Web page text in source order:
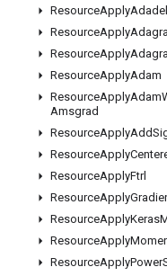
ResourceApply
ResourceApply
ResourceApply
ResourceApplyAdam
ResourceApplyAdam
Amsgrad
ResourceApplyAdd
ResourceApply
ResourceApplyFtrl
ResourceApply
ResourceApplyKeras
ResourceApply
ResourceApplyPower